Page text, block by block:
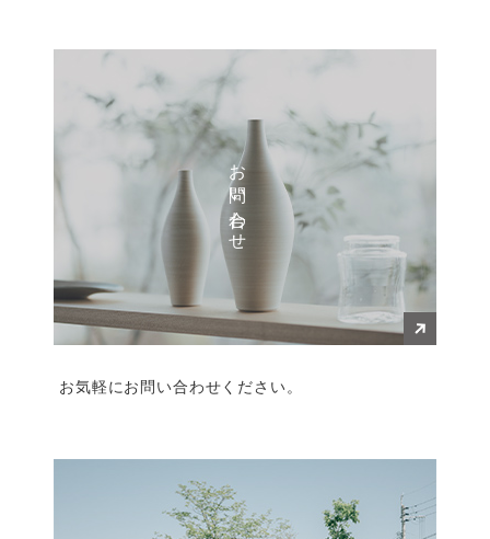
お問い合わせ
お気軽にお問い合わせください。